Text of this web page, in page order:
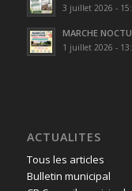
3 juillet 2026 -
MARCHE
1 juillet 2026 -
ACTUALITES
Tous les articles
Bulletin municipal